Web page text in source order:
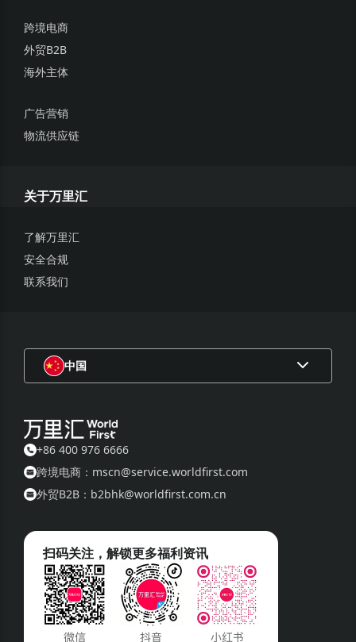
跨境电商
外贸B2B
海外主体
广告营销
物流供应链
关于万里汇
了解万里汇
安全合规
联系我们
中国
+86 400 976 6666
跨境电商：mscn@service.worldfirst.com
外贸B2B：b2bhk@worldfirst.com.cn
扫码关注，解锁更多福利资讯